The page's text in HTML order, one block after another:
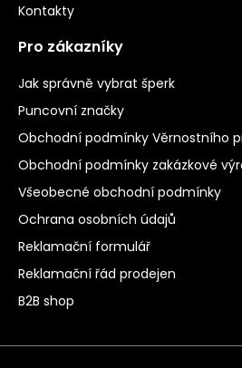
Kontakty
Pro zákazníky
Jak správně vybrat šperk
Puncovní značky
Obchodní podmínky Věrnostního
Obchodní podmínky zakázkové
Všeobecné obchodní podmínky
Ochrana osobních údajů
Reklamační formulář
Reklamační řád prodejen
B2B shop